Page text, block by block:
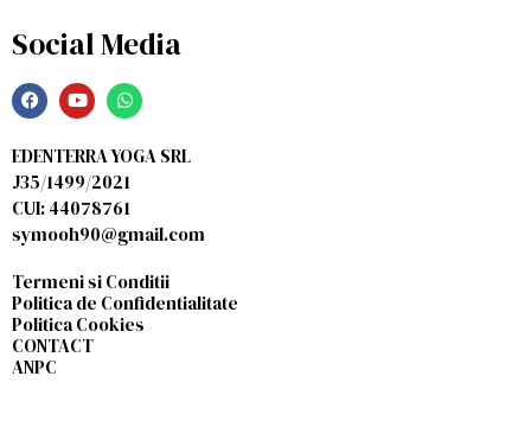
Social Media
EDENTERRA YOGA SRL
J35/1499/2021
CUI: 44078761
symooh90@gmail.com
Termeni si Conditii
Politica de Confidentialitate
Politica Cookies
CONTACT
ANPC